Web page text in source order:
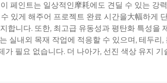
페인트는 일상적인摩耗에도 견딜 수 있는 강
있게 해주어 프로젝트 완료 시간을大幅하게
합니다. 또한, 최고급 유동성과 평탄화 특성
실내외 목재 작업에 적응할 수 있으며, 테두
가 필요 없습니다. 더 나아가, 선진 색상 유지